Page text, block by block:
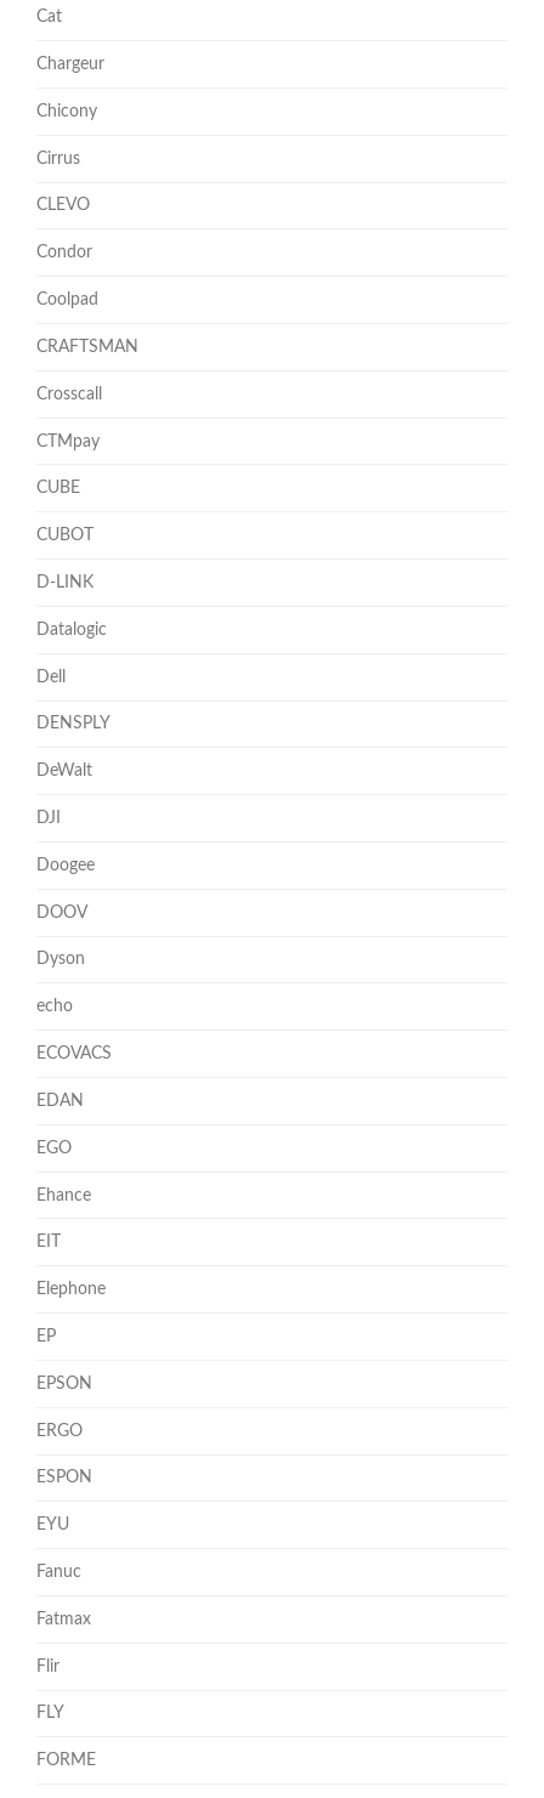
Cat
Chargeur
Chicony
Cirrus
CLEVO
Condor
Coolpad
CRAFTSMAN
Crosscall
CTMpay
CUBE
CUBOT
D-LINK
Datalogic
Dell
DENSPLY
DeWalt
DJI
Doogee
DOOV
Dyson
echo
ECOVACS
EDAN
EGO
Ehance
EIT
Elephone
EP
EPSON
ERGO
ESPON
EYU
Fanuc
Fatmax
Flir
FLY
FORME